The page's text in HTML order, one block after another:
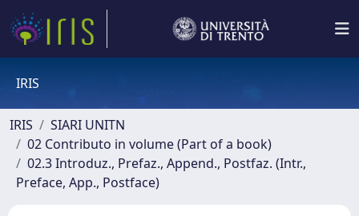
IRIS
IRIS
SIARI UNITN
02 Contributo in volume (Part of a book)
02.3 Introduz., Prefaz., Append., Postfaz. (Intr.,
Preface, App., Postface)